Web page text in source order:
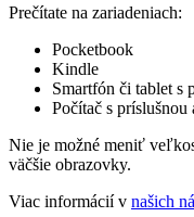
Prečítate na zariadeniach:
Pocketbook
Kindle
Smartfón či tablet s
Počítač s príslušnou
Nie je možné meniť
väčšie obrazovky.
Viac informácií v našich